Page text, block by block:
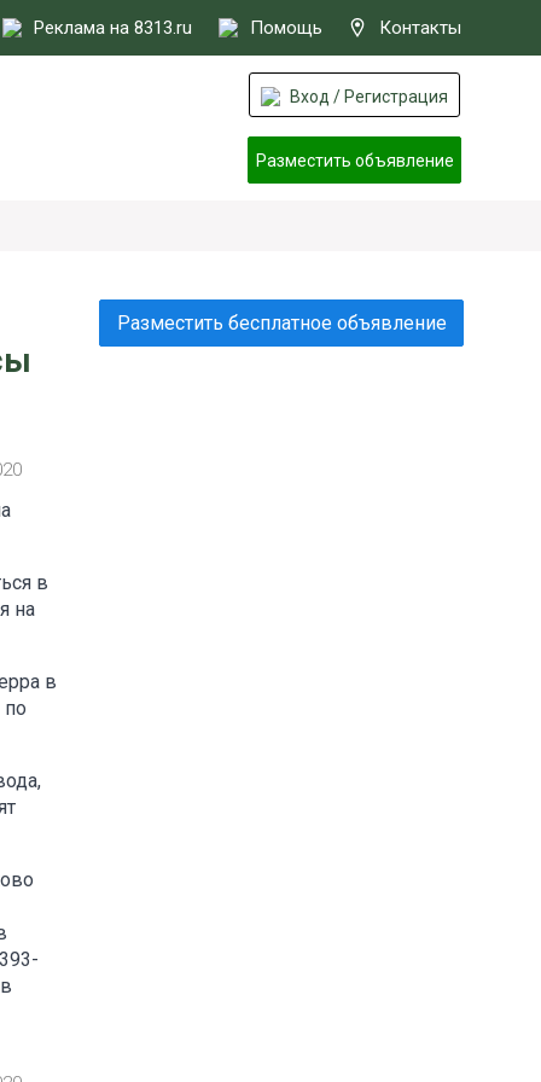
Реклама на 8313.ru Помощь Контакты
Вход / Регистрация
Разместить объявление
в
на
в
по
Разместить бесплатное объявление